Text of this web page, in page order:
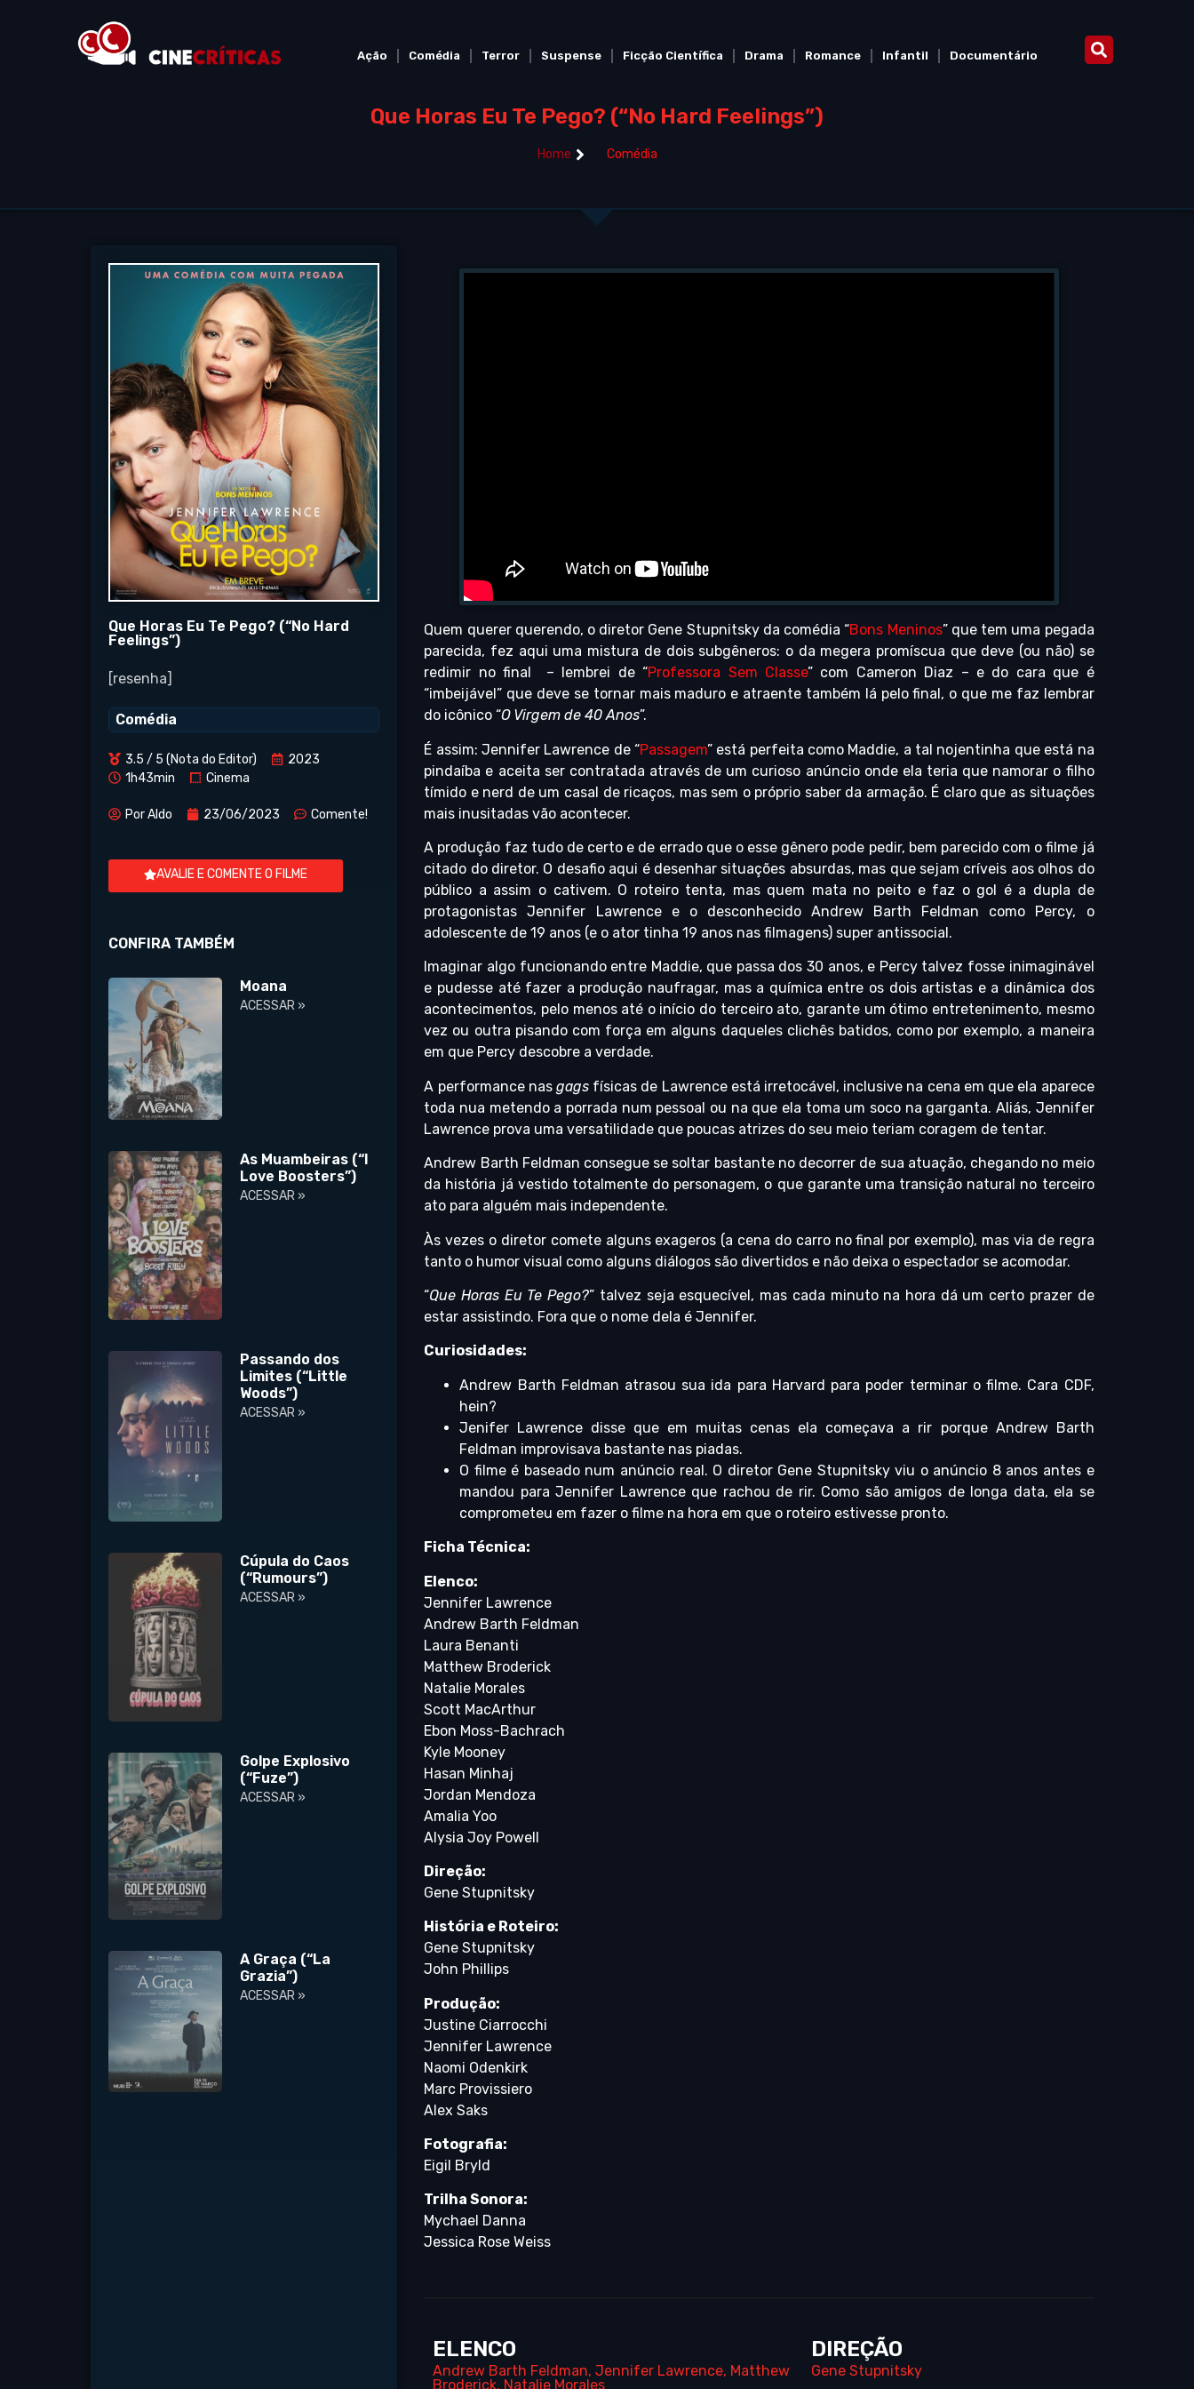
Ação Comédia Terror Suspense Ficção Científica Drama Romance Infantil Documentário
Que Horas Eu Te Pego? (“No Hard Feelings”)
Home Comédia
Que Horas Eu Te Pego? (“No Hard
Feelings”)
[resenha]
Comédia
3.5 / 5 (Nota do Editor)
2023
1h43min
Cinema
PorAldo 23/06/2023 Comente!
AVALIE E COMENTE O FILME
CONFIRA TAMBÉM
Moana
ACESSAR »
As Muambeiras (“I
Love Boosters”)
ACESSAR »
Passando dos
Limites (“Little
Woods”)
ACESSAR »
Cúpula do Caos
(“Rumours”)
ACESSAR »
Golpe Explosivo
(“Fuze”)
ACESSAR »
A Graça (“La
Grazia”)
ACESSAR »
Quem querer querendo, o diretor Gene Stupnitsky da comédia “Bons Meninos” que tem uma pegada
parecida, fez aqui uma mistura de dois subgêneros: o da megera promíscua que deve (ou não) se
redimir no final – lembrei de “Professora Sem Classe” com Cameron Diaz – e do cara que é
“imbeijável” que deve se tornar mais maduro e atraente também lá pelo final, o que me faz lembrar
do icônico “O Virgem de 40 Anos”.
É assim: Jennifer Lawrence de “Passagem” está perfeita como Maddie, a tal nojentinha que está na
pindaíba e aceita ser contratada através de um curioso anúncio onde ela teria que namorar o filho
tímido e nerd de um casal de ricaços, mas sem o próprio saber da armação. É claro que as situações
mais inusitadas vão acontecer.
A produção faz tudo de certo e de errado que o esse gênero pode pedir, bem parecido com o filme já
citado do diretor. O desafio aqui é desenhar situações absurdas, mas que sejam críveis aos olhos do
público a assim o cativem. O roteiro tenta, mas quem mata no peito e faz o gol é a dupla de
protagonistas Jennifer Lawrence e o desconhecido Andrew Barth Feldman como Percy, o
adolescente de 19 anos (e o ator tinha 19 anos nas filmagens) super antissocial.
Imaginar algo funcionando entre Maddie, que passa dos 30 anos, e Percy talvez fosse inimaginável
e pudesse até fazer a produção naufragar, mas a química entre os dois artistas e a dinâmica dos
acontecimentos, pelo menos até o início do terceiro ato, garante um ótimo entretenimento, mesmo
vez ou outra pisando com força em alguns daqueles clichês batidos, como por exemplo, a maneira
em que Percy descobre a verdade.
A performance nas gagsfísicas de Lawrence está irretocável, inclusive na cena em que ela aparece
toda nua metendo a porrada num pessoal ou na que ela toma um soco na garganta. Aliás, Jennifer
Lawrence prova uma versatilidade que poucas atrizes do seu meio teriam coragem de tentar.
Andrew Barth Feldman consegue se soltar bastante no decorrer de sua atuação, chegando no meio
da história já vestido totalmente do personagem, o que garante uma transição natural no terceiro
ato para alguém mais independente.
Às vezes o diretor comete alguns exageros (a cena do carro no final por exemplo), mas via de regra
tanto o humor visual como alguns diálogos são divertidos e não deixa o espectador se acomodar.
“Que Horas Eu Te Pego?” talvez seja esquecível, mas cada minuto na hora dá um certo prazer de
estar assistindo. Fora que o nome dela é Jennifer.
Curiosidades:
Andrew Barth Feldman atrasou sua ida para Harvard para poder terminar o filme. Cara CDF,
hein?
Jenifer Lawrence disse que em muitas cenas ela começava a rir porque Andrew Barth
Feldman improvisava bastante nas piadas.
O filme é baseado num anúncio real. O diretor Gene Stupnitsky viu o anúncio 8 anos antes e
mandou para Jennifer Lawrence que rachou de rir. Como são amigos de longa data, ela se
comprometeu em fazer o filme na hora em que o roteiro estivesse pronto.
Ficha Técnica:
Elenco:
Jennifer Lawrence
Andrew Barth Feldman
Laura Benanti
Matthew Broderick
Natalie Morales
Scott MacArthur
Ebon Moss-Bachrach
Kyle Mooney
Hasan Minhaj
Jordan Mendoza
Amalia Yoo
Alysia Joy Powell
Direção:
Gene Stupnitsky
História e Roteiro:
Gene Stupnitsky
John Phillips
Produção:
Justine Ciarrocchi
Jennifer Lawrence
Naomi Odenkirk
Marc Provissiero
Alex Saks
Fotografia:
Eigil Bryld
Trilha Sonora:
Mychael Danna
Jessica Rose Weiss
ELENCO
Andrew Barth Feldman,Jennifer Lawrence, Matthew
Broderick, Natalie Morales
DIREÇÃO
Gene Stupnitsky